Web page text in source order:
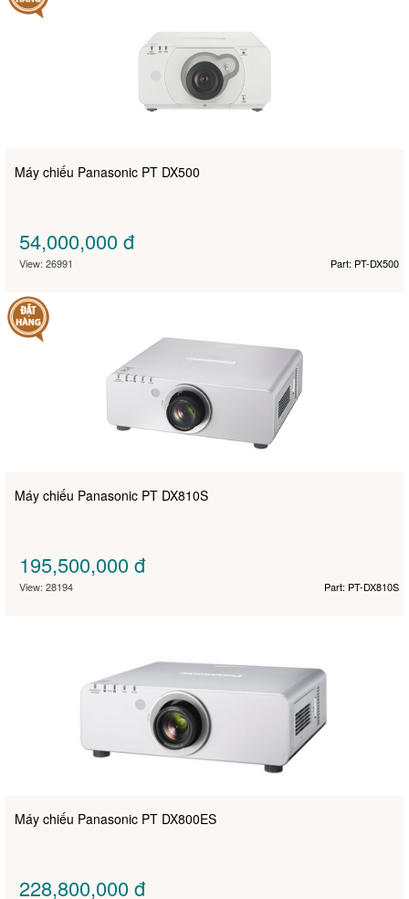
Máy chiếu Panasonic PT DX500
54,000,000đ
View: 26991 Part: PT-DX500
Máy chiếu Panasonic PT DX810S
195,500,000đ
View: 28194 Part: PT-DX810S
Máy chiếu Panasonic PT DX800ES
228,800,000đ